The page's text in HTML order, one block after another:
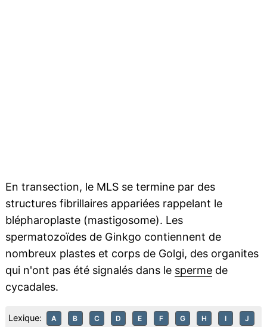
En transection, le MLS se termine par des
structures fibrillaires appariées rappelant le
blépharoplaste (mastigosome). Les
spermatozoïdes de Ginkgo contiennent de
nombreux plastes et corps de Golgi, des organites
qui n'ont pas été signalés dans le spermede
cycadales.
Lexique: A B C D E F G H I J